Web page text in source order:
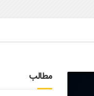
مطالب